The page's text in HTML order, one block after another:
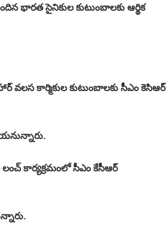
భారత సైనికుల కుటుంబాలకు ఆర్థిక
కార్మికుల కుటుంబాలకు సీఎం కెసిఆర్
కార్యక్రమంలో సీఎం కేసీఆర్